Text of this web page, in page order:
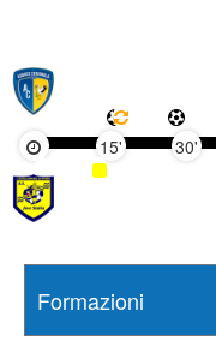
15' 30'